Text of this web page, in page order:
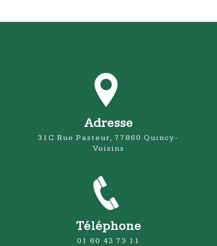
Adresse
31C Rue Pasteur, 77860 Quincy-
Voisins
Téléphone
01 60 43 73 11